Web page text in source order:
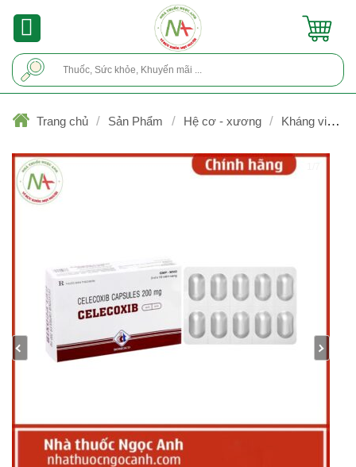
Trang chủ / Sản Phẩm / Hệ cơ - xương /
Kháng viêm